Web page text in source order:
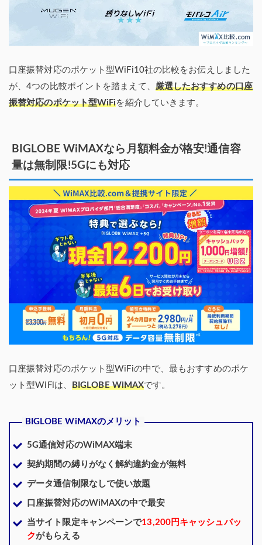
口座振替対応のポケット型WiFi10社の比較をお伝えしました
が、4つの比較ポイントを踏まえて、 厳選したおすすめの口座
振替対応のポケット型WiFiを紹介していきます。
BIGLOBE WiMAXなら月額料金が格安!通信容
量は無制限!5Gにも対応
口座振替対応のポケット型WiFiの中で、最もおすすめのポケ
ット型WiFiは、 BIGLOBE WiMAXです。
BIGLOBE WiMAXのメリット
5G通信対応のWiMAX端末
契約期間の縛りがなく解約違約金が無料
データ通信制限なしで使い放題
口座振替対応のWiMAXの中で最安
当サイト限定キャンペーンで13,200円キャッシュバッ
クがもらえる